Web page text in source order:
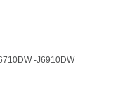
-J6910DW